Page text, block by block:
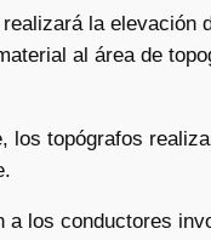
la elevación
al área de
topógrafos
los conductores